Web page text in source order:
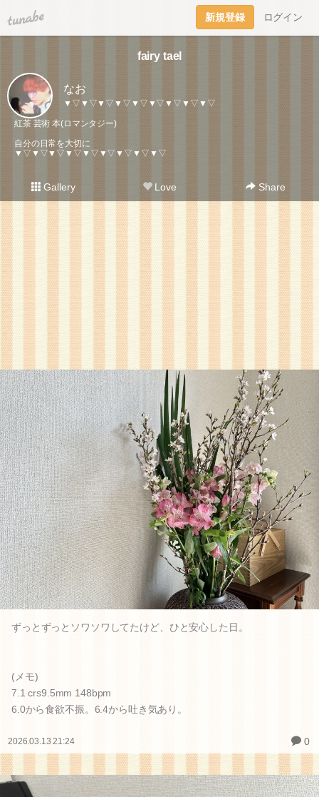
tuna.be 新規登録 ログイン
fairy tael
なお
▼▽▼▽▼▽▼▽▼▽▼▽▼▽▼▽▼▽
紅茶 芸術 本(ロマンタジー)
自分の日常を大切に
▼▽▼▽▼▽▼▽▼▽▼▽▼▽▼▽▼▽
Gallery Love Share
ずっとずっとソワソワしてたけど、ひと安心した日。
(メモ)
7.1 crs9.5mm 148bpm
6.0から食欲不振。6.4から吐き気あり。
2026.03.13 21:24 0